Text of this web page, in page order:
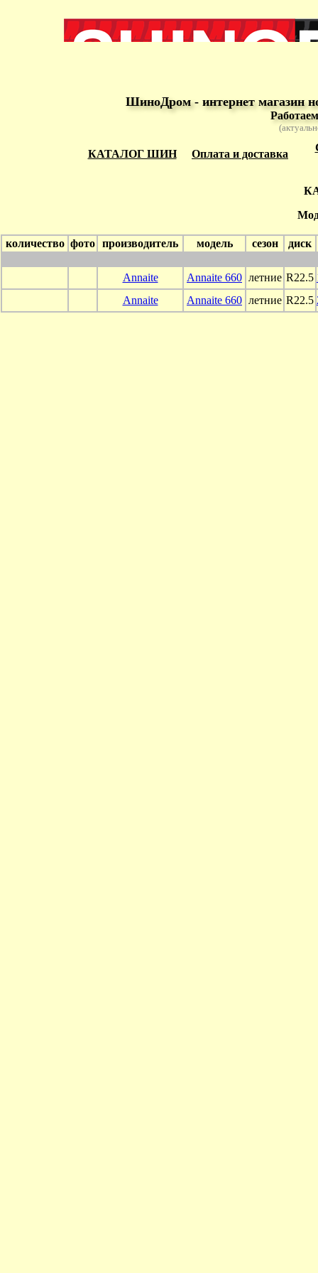
ШиноДром - интернет магазин
КАТАЛОГ ШИН Оплата и доставка
количество фото производитель модель сезон диск
Annaite Annaite 660 летние R22.5
Annaite
Annaite 660 летние R22.5